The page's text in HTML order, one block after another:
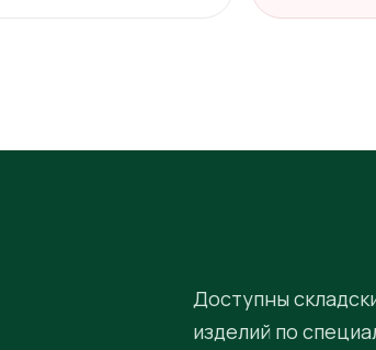
Доступны
изделий по